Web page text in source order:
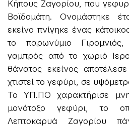
Κήπους Ζαγορίου, που
Βοϊδομάτη. Ονομάστηκε
εκείνο πνίγηκε ένας
το παρωνύμιο
γαμπρός από το χωριό
θάνατος εκείνος
χτιστεί το γεφύρι, σε
Το ΥΠ.ΠΟ χαρακτήρισε
μονότοξο γεφύρι, το
Λεπτοκαρυά Ζαγορίου